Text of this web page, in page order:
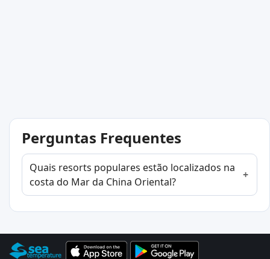
Perguntas Frequentes
Quais resorts populares estão localizados na
costa do Mar da China Oriental?